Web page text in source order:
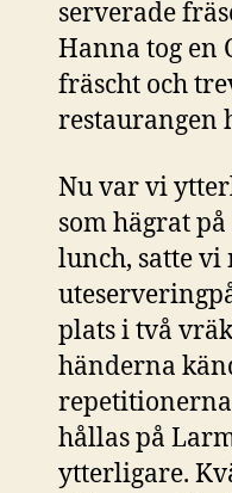
serverade
Hanna tog en
fräscht och
restaurangen
Nu var vi
som hägrat
lunch, satte vi
plats i två
händerna
hållas på
ytterligare.